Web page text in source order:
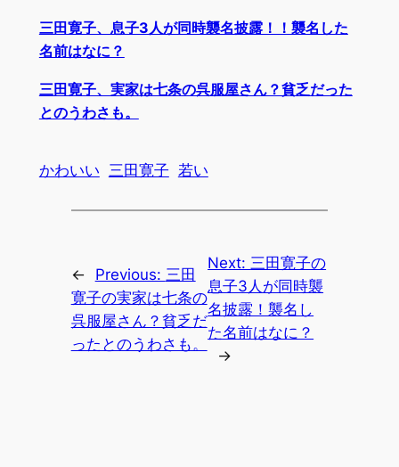
三田寛子、息子3人が同時襲名披露！！襲名した
名前はなに？
三田寛子、実家は七条の呉服屋さん？貧乏だった
とのうわさも。
かわいい 三田寛子 若い
← Previous: 三田
寛子の実家は七条の
呉服屋さん？貧乏だ
ったとのうわさも。
Next: 三田寛子の
息子3人が同時襲
名披露！襲名し
た名前はなに？
→